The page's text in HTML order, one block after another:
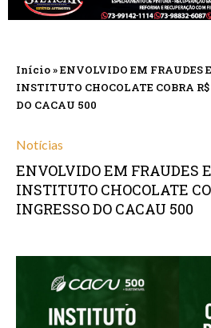
Início»ENVOLVIDO EM FRAUDES
INSTITUTO CHOCOLATE COBRA R$
DO CACAU 500
Notícias
ENVOLVIDO EM FRAUDES
INSTITUTO CHOCOLATE
INGRESSO DO CACAU 500